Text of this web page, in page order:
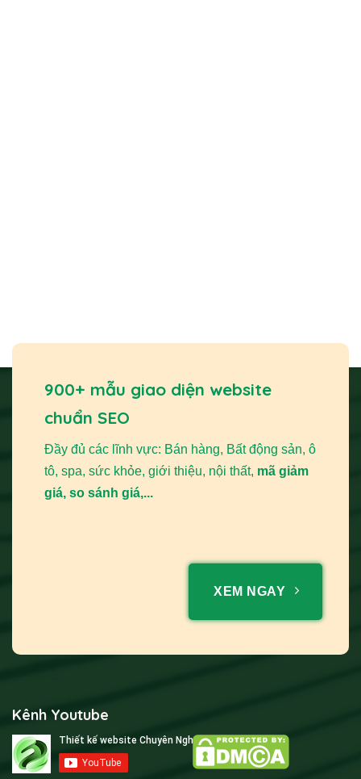
900+ mẫu giao diện website
chuẩn SEO
Đầy đủ các lĩnh vực: Bán hàng, Bất động sản, ô
tô, spa, sức khỏe, giới thiệu, nội thất, mã giảm
giá, so sánh giá,...
XEM NGAY
Kênh Youtube